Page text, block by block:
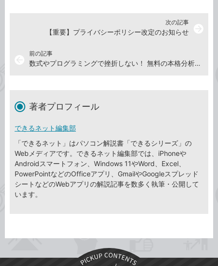
前の記事
数式やプログラミングで挫折しない！ 無料の本格分析ツールを使いながら統計学が身につく『データに触れながら学ぶ統計学』を12月3日（水）に発売
次の記事
【重要】プライバシーポリシー改定のお知らせ
著者プロフィール
できるネット編集部
「できるネット」はパソコン解説書「できるシリーズ」の
Webメディアです。できるネット編集部では、iPhoneや
Androidスマートフォン、Windows 11やWord、Excel、
PowerPointなどのOfficeアプリ、GmailやGoogleスプレッド
シートなどのWebアプリの解説記事を数多く執筆・公開して
います。